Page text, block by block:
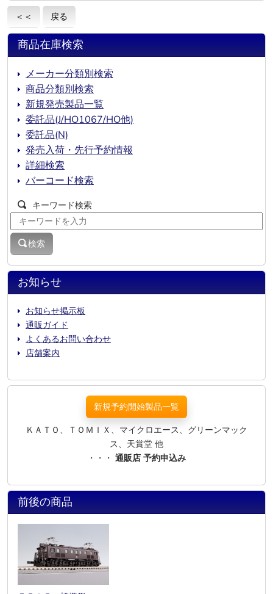
＜＜ 戻る
お知らせ
お知らせ掲示板
通販ガイド
よくあるお問い合わせ
店舗案内
商品在庫検索
メーカー分類別検索
商品分類別検索
新規発売製品一覧
委託品(J/HO1067/HO他)
委託品(N)
発売入荷・先行予約情報
詳細検索
バーコード検索
キーワード検索
検索
新規予約開始製品一覧
ＫＡＴＯ、ＴＯＭＩＸ、マイクロエース、グリーンマック
ス、天賞堂 他
・・・ 通販店 予約申込み
前後の商品